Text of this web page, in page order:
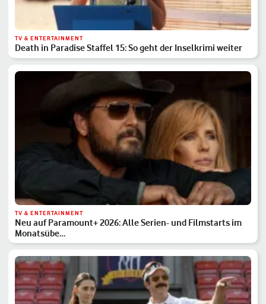
TV & ENTERTAINMENT
Death in Paradise Staffel 15: So geht der Inselkrimi weiter
TV & ENTERTAINMENT
Neu auf Paramount+ 2026: Alle Serien- und Filmstarts im
Monatsübe…